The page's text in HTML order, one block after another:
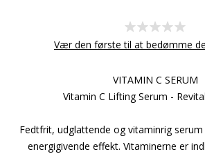
Vær den første til at bedømme
VITAMIN C SERUM
Vitamin C Lifting Serum -
Fedtfrit, udglattende og vitaminrig
energigivende effekt. Vitaminerne er